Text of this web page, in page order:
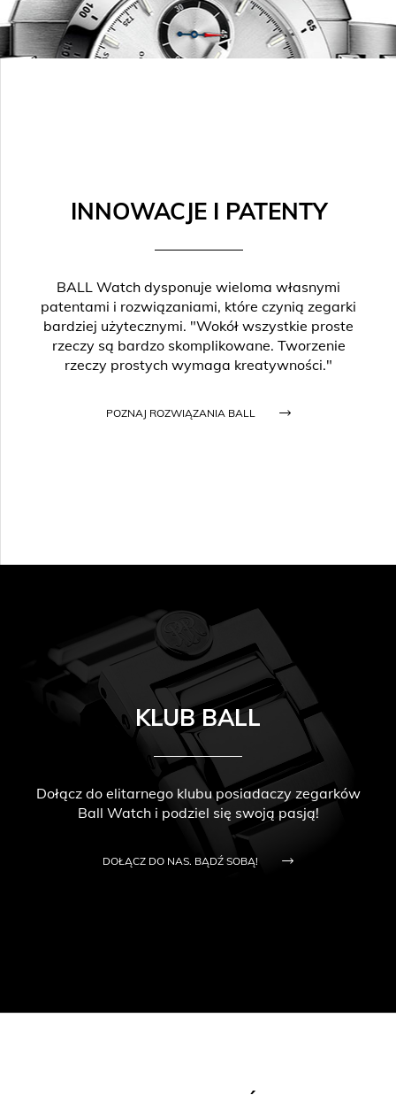
INNOWACJE I PATENTY
BALL Watch dysponuje wieloma własnymi
patentami i rozwiązaniami, które czynią zegarki
bardziej użytecznymi. "Wokół wszystkie proste
rzeczy są bardzo skomplikowane. Tworzenie
rzeczy prostych wymaga kreatywności."
POZNAJ ROZWIĄZANIA BALL
KLUB BALL
Dołącz do elitarnego klubu posiadaczy zegarków
Ball Watch i podziel się swoją pasją!
DOŁĄCZ DO NAS. BĄDŹ SOBĄ!